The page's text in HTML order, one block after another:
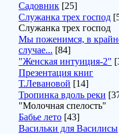
Садовник [25]
Служанка трех господ
Служанка трех господ
Мы поженимся, в
случае... [84]
"Женская интуиция-2"
Презентация книг
Т.Левановой [14]
Тропинка вдоль реки
"Молочная спелость"
Бабье лето [43]
Васильки для Василисы